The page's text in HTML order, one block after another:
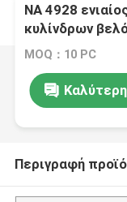
NA 4928
κυλίνδρων
μέγεθος
MOQ：10 PC
Περιγραφή